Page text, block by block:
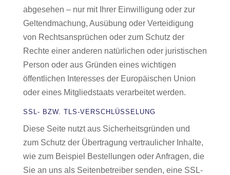
abgesehen – nur mit Ihrer Einwilligung oder zur
Geltendmachung, Ausübung oder Verteidigung
von Rechtsansprüchen oder zum Schutz der
Rechte einer anderen natürlichen oder juristischen
Person oder aus Gründen eines wichtigen
öffentlichen Interesses der Europäischen Union
oder eines Mitgliedstaats verarbeitet werden.
SSL- BZW. TLS-VERSCHLÜSSELUNG
Diese Seite nutzt aus Sicherheitsgründen und
zum Schutz der Übertragung vertraulicher Inhalte,
wie zum Beispiel Bestellungen oder Anfragen, die
Sie an uns als Seitenbetreiber senden, eine SSL-